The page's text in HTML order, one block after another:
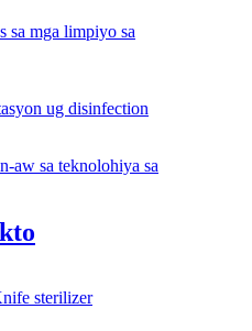
sa mga limpiyo sa
ug disinfection
aw sa teknolohiya sa
sterilizer